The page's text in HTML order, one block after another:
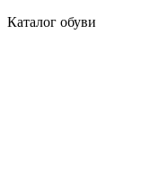
Каталог обуви